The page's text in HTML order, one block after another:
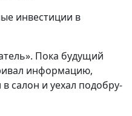
инвестиции в
Пока будущий
информацию,
салон и уехал подобру-